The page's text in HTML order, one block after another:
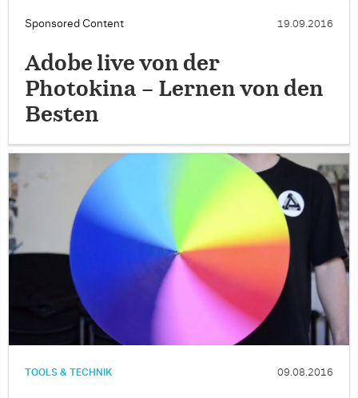
Sponsored Content 19.09.2016
Adobe live von der
Photokina – Lernen von den
Besten
TOOLS & TECHNIK 09.08.2016